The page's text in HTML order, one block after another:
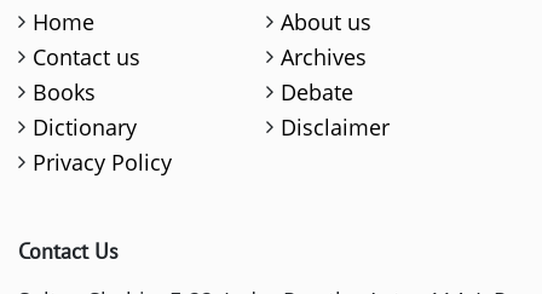
Home
About us
Contact us
Archives
Books
Debate
Dictionary
Disclaimer
Privacy Policy
Contact Us